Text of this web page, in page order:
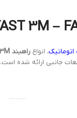
، انواع راهبند FAST 3M
جانبی ارائه شده است.